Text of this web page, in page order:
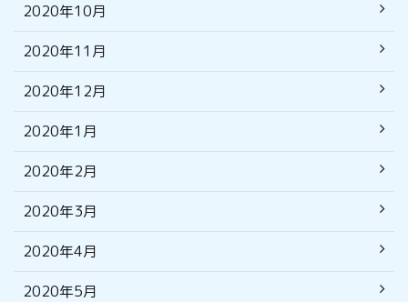
2020年10月
2020年11月
2020年12月
2020年1月
2020年2月
2020年3月
2020年4月
2020年5月